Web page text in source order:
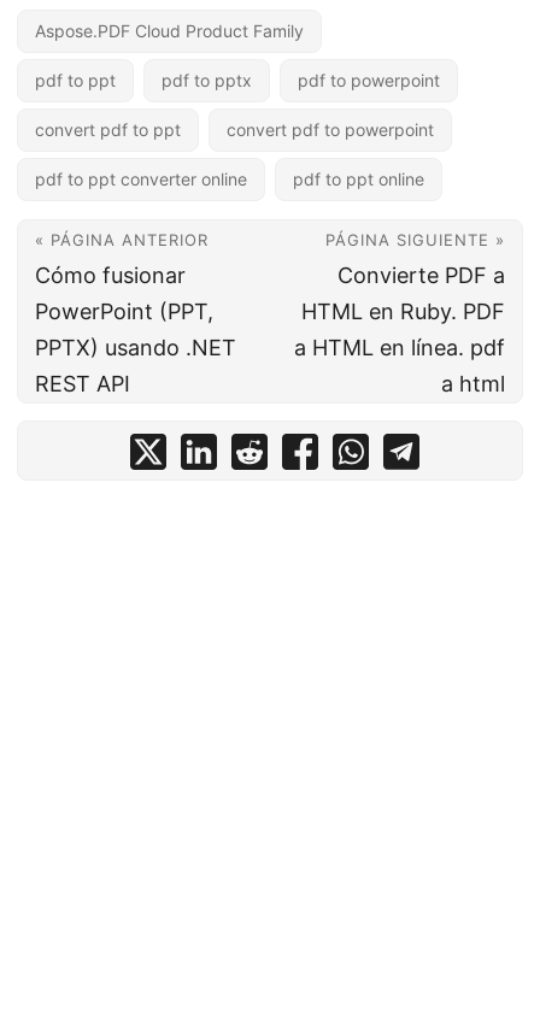
Aspose.PDF Cloud Product Family
pdf to ppt pdf to pptx pdf to powerpoint
convert pdf to ppt convert pdf to powerpoint
pdf to ppt converter online pdf to ppt online
« PÁGINA ANTERIOR
Cómo fusionar
PowerPoint (PPT,
PPTX) usando .NET
REST API
PÁGINA SIGUIENTE »
Convierte PDF a
HTML en Ruby. PDF
a HTML en línea. pdf
a html